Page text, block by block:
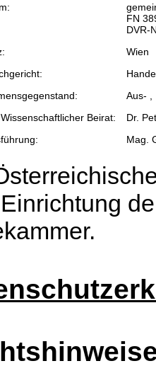
FN
DVR-
Wien
Aus- ,
Beirat:
Dr.
Mag.